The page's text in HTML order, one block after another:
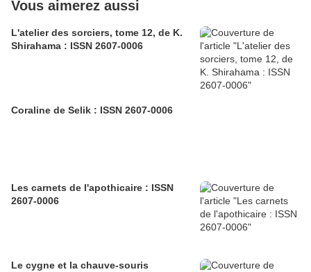
Vous aimerez aussi
L'atelier des sorciers, tome 12, de K.
Shirahama : ISSN 2607-0006
Coraline de Selik : ISSN 2607-0006
Les carnets de l'apothicaire : ISSN
2607-0006
Le cygne et la chauve-souris